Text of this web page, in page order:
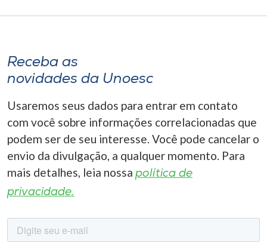
Receba as
novidades da Unoesc
Usaremos seus dados para entrar em contato
com você sobre informações correlacionadas que
podem ser de seu interesse. Você pode cancelar o
envio da divulgação, a qualquer momento. Para
mais detalhes, leia nossa política de
privacidade.